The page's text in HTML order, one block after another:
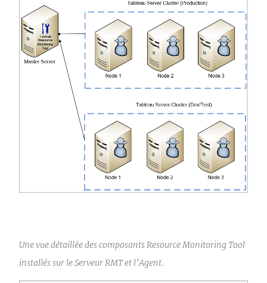
Une vue détaillée des composantsResource Monitoring Tool
installés sur le Serveur RMT et l’Agent.